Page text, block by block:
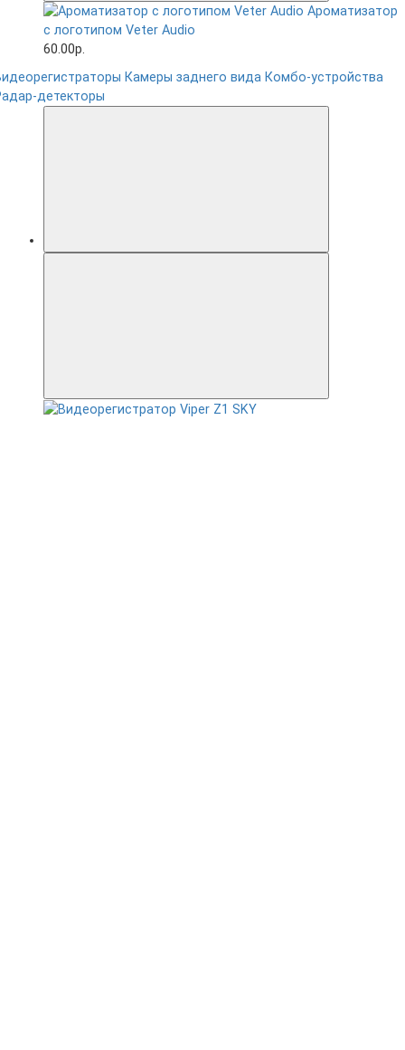
Ароматизатор
с логотипом Veter Audio
60.00р.
Камеры заднего вида Комбо-устройства
детекторы